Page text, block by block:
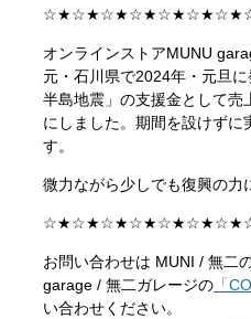
オンラインストアMUNU
元・石川県で2024年・元旦
半島地震」の支援金として売
にしました。期間を設けずに
す。
微力ながら少しでも復興の力
お問い合わせは MUNI / 無二
garage / 無二ガレージの 「
い合わせください。